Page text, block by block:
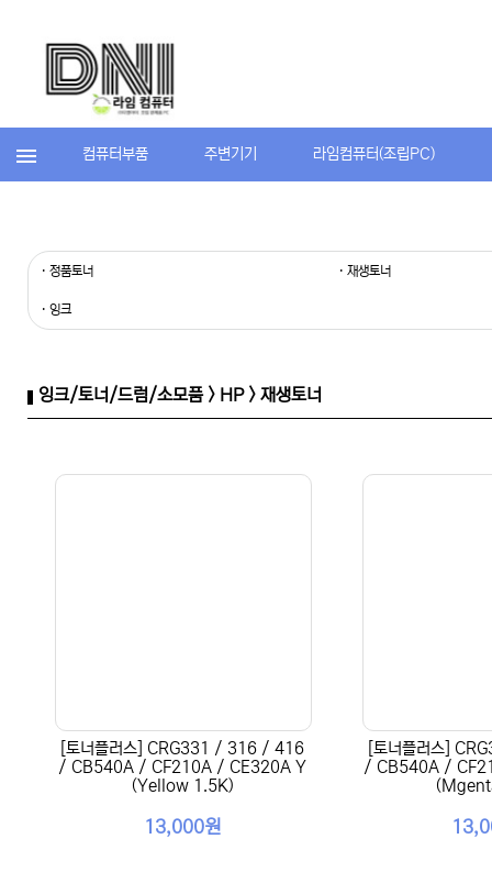
컴퓨터부품 주변기기 라임컴퓨터(조립PC)
· 정품토너 · 재생토너
· 잉크
잉크/토너/드럼/소모품 > HP > 재생토너
[토너플러스] CRG331 / 316 / 416
/ CB540A / CF210A / CE320A Y
(Yellow 1.5K)
13,000원
[토너플러스]
/ CB540A /